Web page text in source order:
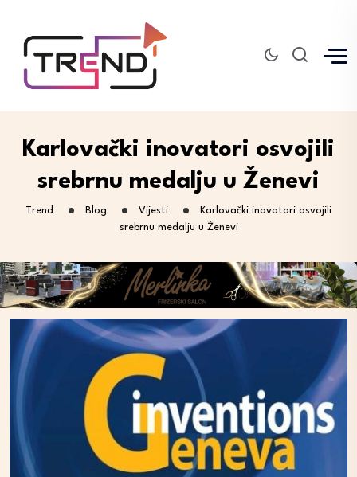
Karlovački inovatori osvojili
srebrnu medalju u Ženevi
Trend Blog Vijesti
Karlovački inovatori osvojili
srebrnu medalju u Ženevi